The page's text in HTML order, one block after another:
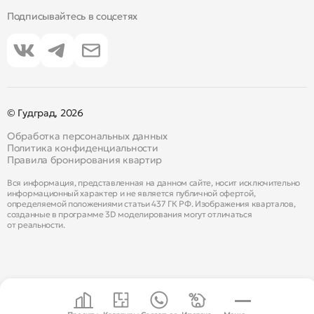
Подписывайтесь в соцсетях
© Гудград, 2026
Обработка персональных данных
Политика конфиденциальности
Правила бронирования квартир
Вся информация, представленная на данном сайте, носит исключительно
информационный характер и не является публичной офертой,
определяемой положениями статьи 437 ГК РФ. Изображения кварталов,
созданные в программе 3D моделирования могут отличаться
от реальности.